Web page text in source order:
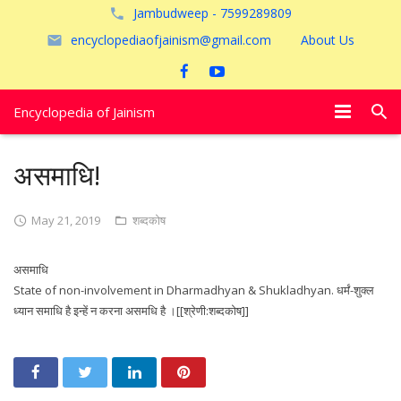
Jambudweep - 7599289809
encyclopediaofjainism@gmail.com
About Us
Encyclopedia of Jainism
अयोध्या
असमाधि!
May 21, 2019 शब्दकोष
असमाधि
State of non-involvement in Dharmadhyan & Shukladhyan. धर्मं-शुक्ल
ध्यान समाधि है इन्हें न करना असमधि है ।[[श्रेणी:शब्दकोष]]